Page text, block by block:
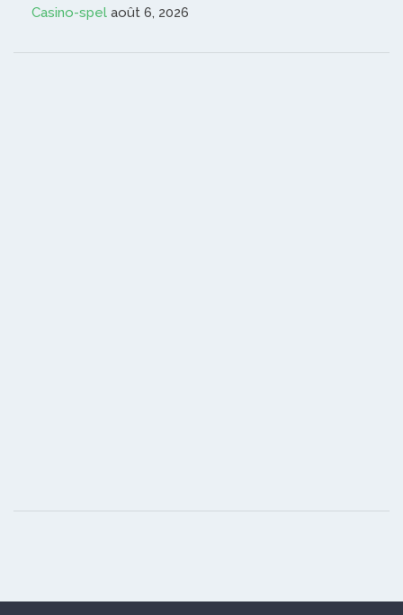
Casino-spel août 6, 2026